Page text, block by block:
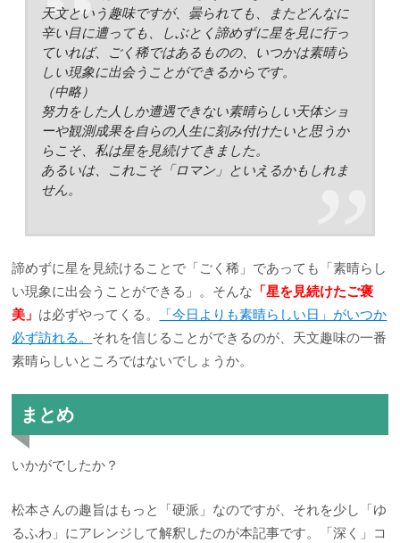
天文という趣味ですが、曇られても、またどんなに
辛い目に遭っても、しぶとく諦めずに星を見に行っ
ていれば、ごく稀ではあるものの、いつかは素晴ら
しい現象に出会うことができるからです。
（中略）
努力をした人しか遭遇できない素晴らしい天体ショ
ーや観測成果を自らの人生に刻み付けたいと思うか
らこそ、私は星を見続けてきました。
あるいは、これこそ「ロマン」といえるかもしれま
せん。
諦めずに星を見続けることで「ごく稀」であっても「素晴らし
い現象に出会うことができる」。そんな 「星を見続けたご褒
美」 は必ずやってくる。
「今日よりも素晴らしい日」がいつか
必ず訪れる。 それを信じることができるのが、天文趣味の一番
素晴らしいところではないでしょうか。
まとめ
いかがでしたか？
松本さんの趣旨はもっと「硬派」なのですが、それを少し「ゆ
るふわ」にアレンジして解釈したのが本記事です。「深く」コ